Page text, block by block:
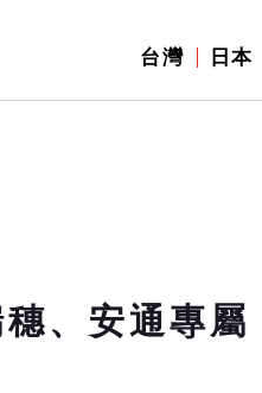
台灣 日本
、安通專屬